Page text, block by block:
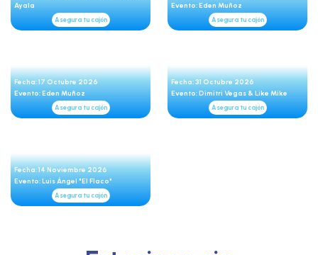
Ayala
Asegura tu cajón
Evento: Eden Muñoz
Asegura tu cajón
Fecha: 17 Octubre 2026
Evento: Eden Muñoz
Asegura tu cajón
Fecha: 31 Octubre 2026
Evento: Dimitri Vegas & Like Mike
Asegura tu cajón
Fecha: 14 Noviembre 2026
Evento: Luis Ángel "El Flaco"
Asegura tu cajón